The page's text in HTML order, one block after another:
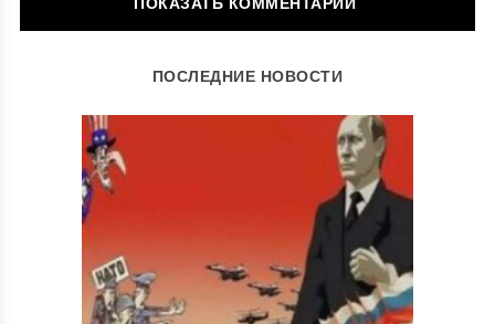
ОСТАВИТЬ КОММЕНТАРИЙ
Ваш адрес email не будет опубликован. Обязательные поля
Комментарий*
ПОСЛЕДНИЕ НОВОСТИ